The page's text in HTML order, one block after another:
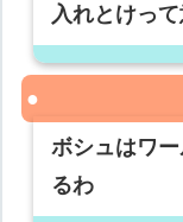
入れとけっ
ボシュはワ
るわ